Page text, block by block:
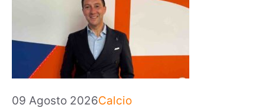
09 Agosto 2026Categorie
Calcio